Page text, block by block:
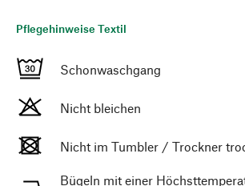
Pflegehinweise Textil
Schonwaschgang
Nicht bleichen
Nicht im Tumbler / Trockner
Bügeln mit einer